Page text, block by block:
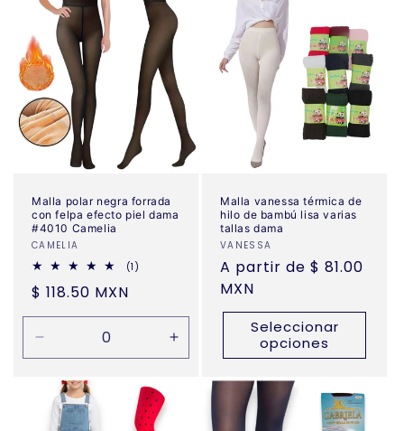
Malla polar negra forrada
con felpa efecto piel dama
#4010 Camelia
Proveedor:
CAMELIA
(1)
Precio
habitual
$ 118.50 MXN
cantidad
para
Default
Title
Aumentar
cantidad
Default
Malla vanessa térmica de
hilo de bambú lisa varias
tallas dama
Proveedor:
VANESSA
Precio
habitual
A partir de $ 81.00
MXN
Seleccionar
opciones